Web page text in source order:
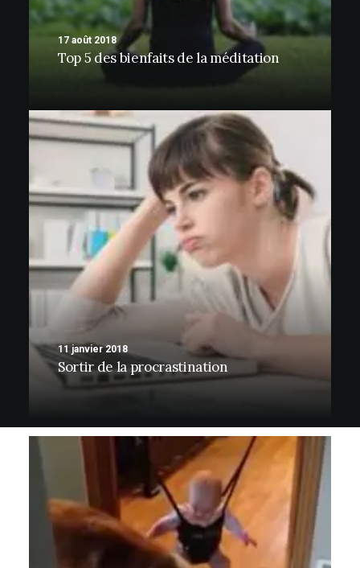
17 août 2018
Top 5 des bienfaits de la méditation
11 janvier 2018
Sortir de la procrastination